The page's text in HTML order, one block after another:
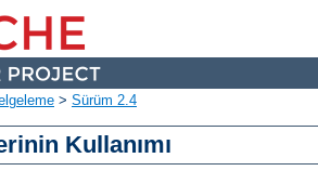
> Sürüm 2.4
Kullanımı